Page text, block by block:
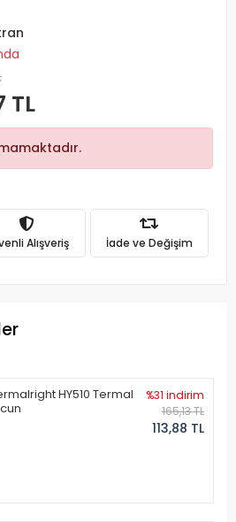
TL
Alışveriş İade ve Değişim
HY510 Termal
%31 indirim
165,13 TL
113,88 TL